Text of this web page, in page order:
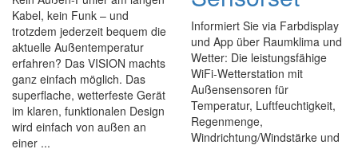
Kabel, kein Funk – und
trotzdem jederzeit bequem die
aktuelle Außentemperatur
erfahren? Das VISION machts
ganz einfach möglich. Das
superflache, wetterfeste Gerät
im klaren, funktionalen Design
wird einfach von außen an
einer ...
Informiert Sie via Farbdisplay
und App über Raumklima und
Wetter: Die leistungsfähige
WiFi-Wetterstation mit
Außensensoren für
Temperatur, Luftfeuchtigkeit,
Regenmenge,
Windrichtung/Windstärke und